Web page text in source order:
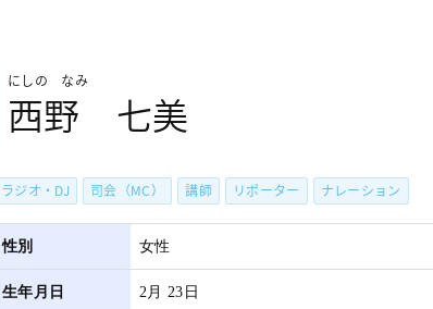
にしの なみ
西野 七美
ラジオ・DJ 司会（MC） 講師 リポーター ナレーション
性別 女性
生年月日 2月 23日